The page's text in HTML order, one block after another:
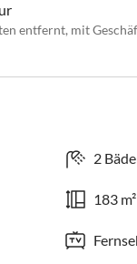
entfernt, mit
2
183 m²